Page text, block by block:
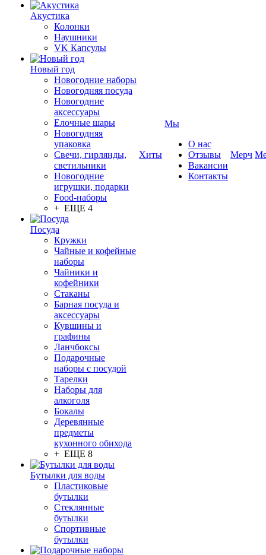
Акустика
Колонки
Наушники
VK Капсулы
Новый год
Новогодние наборы
Новогодняя посуда
Новогодние
аксессуары
Елочные шары
Новогодняя
упаковка
Свечи, гирлянды,
светильники
Новогодние
игрушки, подарки
Food-наборы
+ ЕЩЕ 4
Посуда
Кружки
Чайные и кофейные
наборы
Чайники и
кофейники
Стаканы
Барная посуда и
аксессуары
Кувшины и
графины
Ланчбоксы
Подарочные
наборы с посудой
Тарелки
Наборы для
алкоголя
Бокалы
Деревянные
предметы
кухонного обихода
+ ЕЩЕ 8
Бутылки для воды
Пластиковые
бутылки
Стеклянные
бутылки
Спортивные
бутылки
Хиты
Мы
О нас
Отзывы
Вакансии
Контакты
Мерч